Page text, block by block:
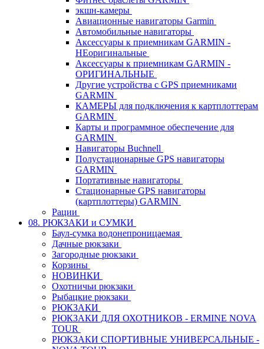
экшн-камеры
Авиационные навигаторы Garmin
Автомобильные навигаторы
Аксессуары к приемникам GARMIN -
НЕоригинальные
Аксессуары к приемникам GARMIN -
ОРИГИНАЛЬНЫЕ
Другие устройства с GPS приемниками
GARMIN
КАМЕРЫ для подключения к картплоттерам
GARMIN
Карты и программное обеспечение для
GARMIN
Навигаторы Buchnell
Полустационарные GPS навигаторы
GARMIN
Портативные навигаторы
Стационарные GPS навигаторы
(картплоттеры) GARMIN
Рации
08. РЮКЗАКИ и СУМКИ
Баул-сумка водонепроницаемая
Дачные рюкзаки
Загородные рюкзаки
Корзины
НОВИНКИ
Охотничьи рюкзаки
Рыбацкие рюкзаки
РЮКЗАКИ
РЮКЗАКИ ДЛЯ ОХОТНИКОВ - ERMINE NOVA
TOUR
РЮКЗАКИ СПОРТИВНЫЕ УНИВЕРСАЛЬНЫЕ -